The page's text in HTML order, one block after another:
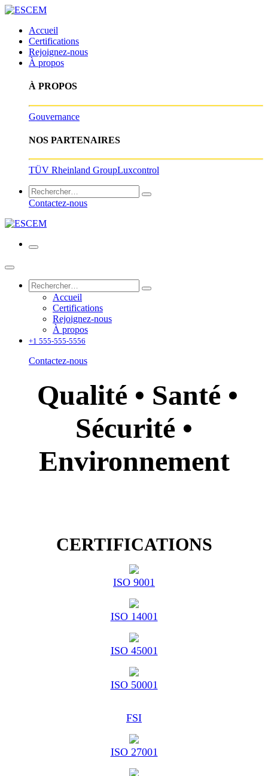
Accueil
Certifications
Rejoignez-nous
À propos
À PROPOS
Gouvernance
NOS PARTENAIRES
TÜV Rheinland GroupLuxcontrol
Contactez-nous
Accueil
Certifications
Rejoignez-nous
À propos
+1 555-555-5556
Contactez-nous
Qualité • Santé •
Sécurité •
Environnement
CERTIFICATIONS
ISO 9001
ISO 14001
ISO 45001
ISO 50001
FSI
ISO 27001